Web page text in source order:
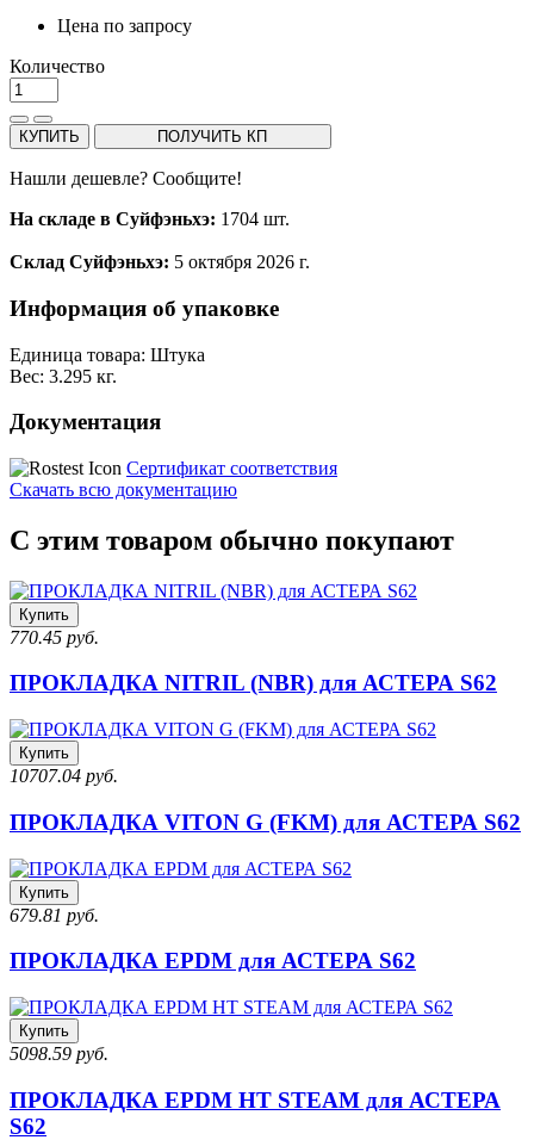
Цена по запросу
Количество
КУПИТЬ ПОЛУЧИТЬ КП
Нашли дешевле? Сообщите!
На складе в Суйфэньхэ: 1704 шт.
Склад Суйфэньхэ: 5 октября 2026 г.
Информация об упаковке
Единица товара: Штука
Вес: 3.295 кг.
Документация
Сертификат соответствия
Скачать всю документацию
С этим товаром обычно покупают
Купить
770.45 руб.
ПРОКЛАДКА NITRIL (NBR) для АСТЕРА S62
Купить
10707.04 руб.
ПРОКЛАДКА VITON G (FKM) для АСТЕРА S62
Купить
679.81 руб.
ПРОКЛАДКА EPDM для АСТЕРА S62
Купить
5098.59 руб.
ПРОКЛАДКА EPDM HT STEAM для АСТЕРА
S62